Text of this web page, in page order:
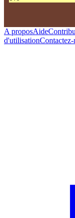
A proposAide
d'utilisationContactez-